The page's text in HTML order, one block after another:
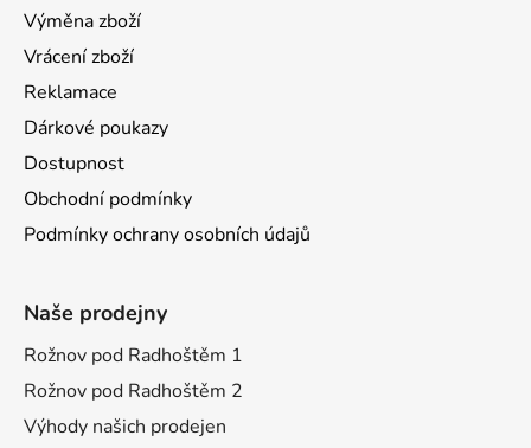
Výměna zboží
Vrácení zboží
Reklamace
Dárkové poukazy
Dostupnost
Obchodní podmínky
Podmínky ochrany osobních údajů
Naše prodejny
Rožnov pod Radhoštěm 1
Rožnov pod Radhoštěm 2
Výhody našich prodejen